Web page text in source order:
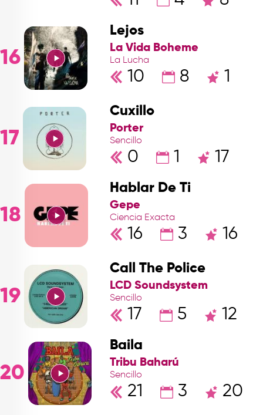
16
Lejos
La Vida Boheme
La Lucha
10 8 1
17
Cuxillo
Porter
Sencillo
0 1 17
18
Hablar De Ti
Gepe
Ciencia Exacta
16 3 16
19
Call The Police
LCD Soundsystem
Sencillo
17 5 12
20
Baila
Tribu Baharú
Sencillo
21 3 20